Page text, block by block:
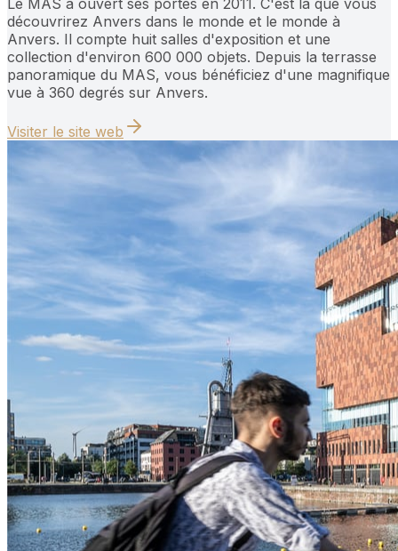
Le MAS a ouvert ses portes en 2011. C'est là que vous
découvrirez Anvers dans le monde et le monde à
Anvers. Il compte huit salles d'exposition et une
collection d'environ 600 000 objets. Depuis la terrasse
panoramique du MAS, vous bénéficiez d'une magnifique
vue à 360 degrés sur Anvers.
Visiter le site web